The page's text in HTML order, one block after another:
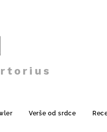
Verše od srdce